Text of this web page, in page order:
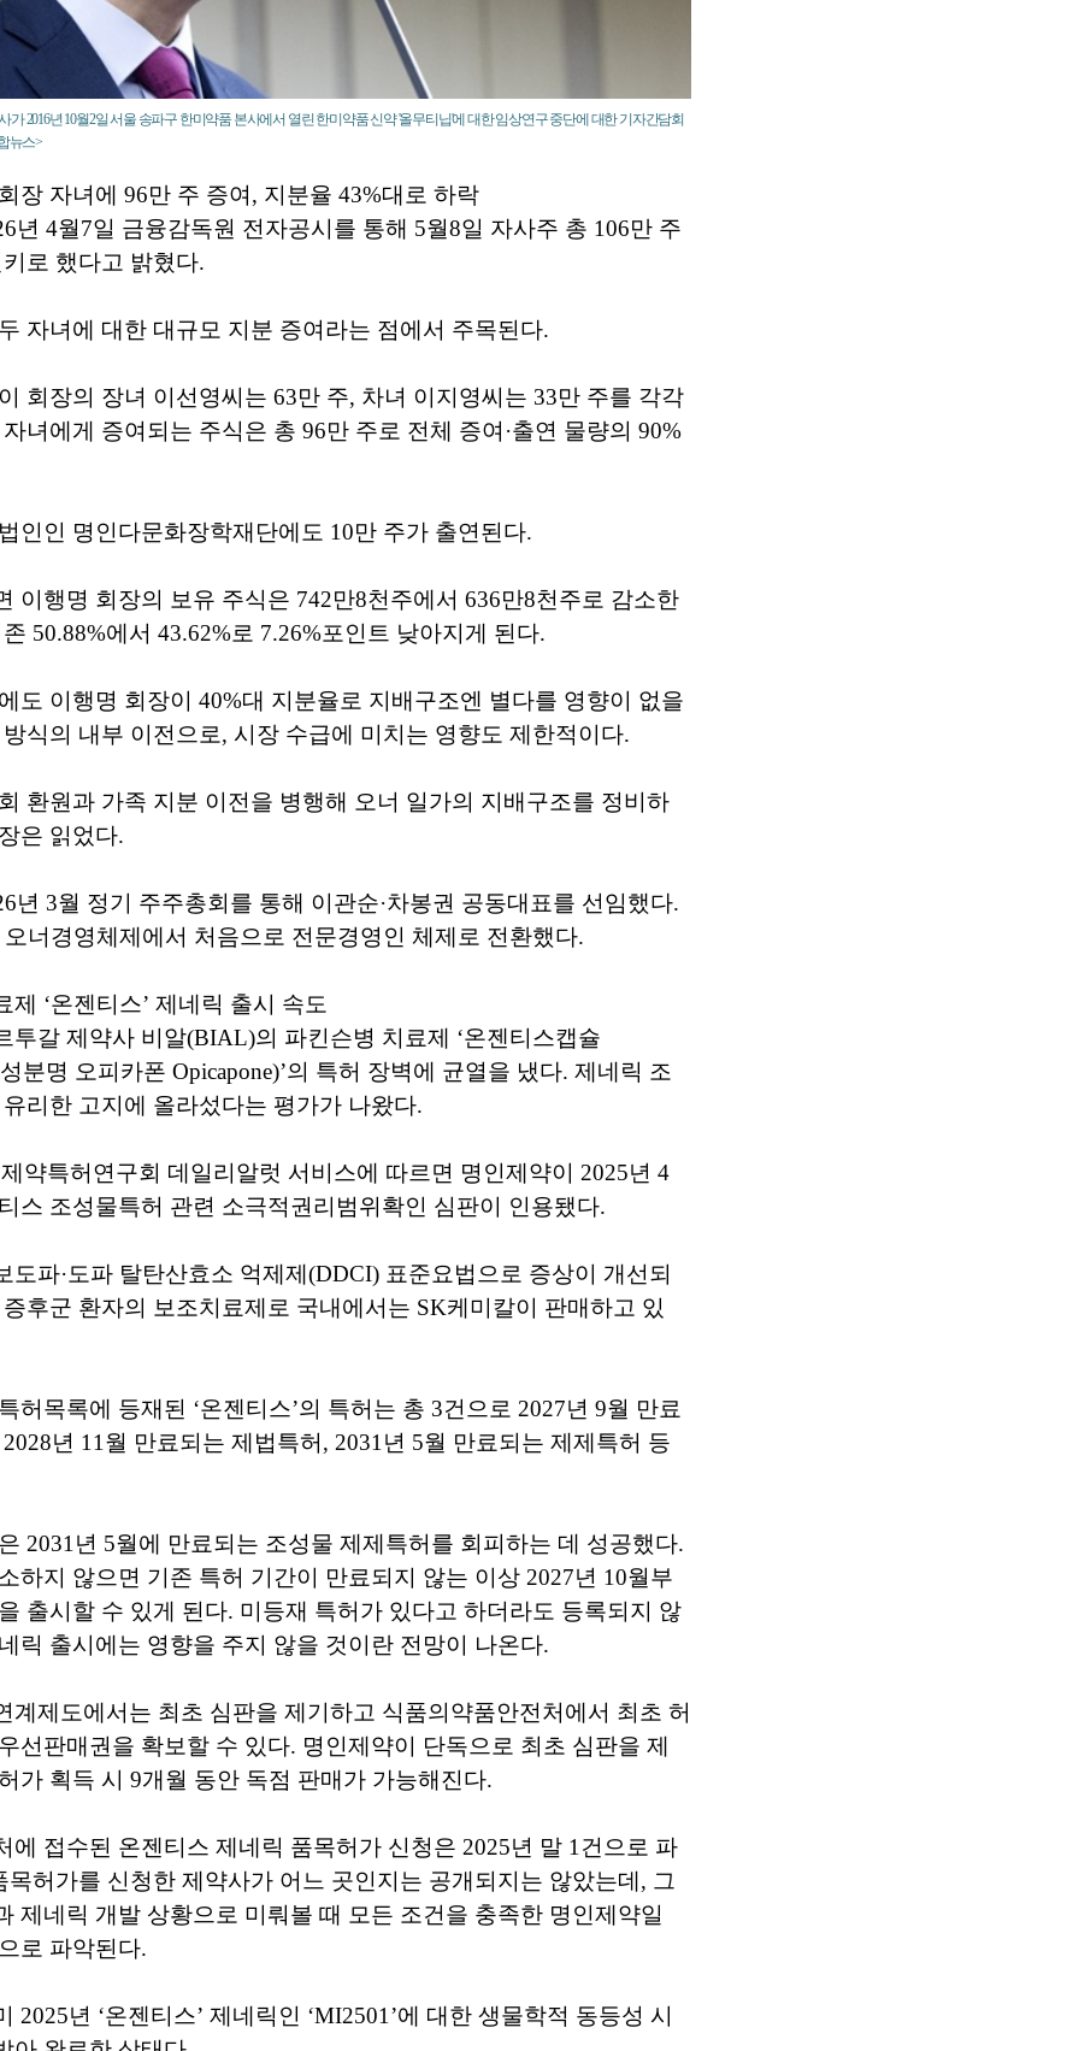
2016년 10월2일 서울 송파구 한미약품 본사에서 열린 한미약품 신약 '올무티닙'에 대한 임상연구 중단에 대한 기자간담회
뉴스>
장 자녀에 96만 주 증여, 지분율 43%대로 하락
년 4월7일 금융감독원 전자공시를 통해 5월8일 자사주 총 106만 주
로 했다고 밝혔다.
자녀에 대한 대규모 지분 증여라는 점에서 주목된다.
회장의 장녀 이선영씨는 63만 주, 차녀 이지영씨는 33만 주를 각각
녀에게 증여되는 주식은 총 96만 주로 전체 증여·출연 물량의 90%
인인 명인다문화장학재단에도 10만 주가 출연된다.
이행명 회장의 보유 주식은 742만8천주에서 636만8천주로 감소한
50.88%에서 43.62%로 7.26%포인트 낮아지게 된다.
도 이행명 회장이 40%대 지분율로 지배구조엔 별다를 영향이 없을
식의 내부 이전으로, 시장 수급에 미치는 영향도 제한적이다.
환원과 가족 지분 이전을 병행해 오너 일가의 지배구조를 정비하
은 읽었다.
년 3월 정기 주주총회를 통해 이관순·차봉권 공동대표를 선임했다.
너경영체제에서 처음으로 전문경영인 체제로 전환했다.
‘온젠티스’ 제네릭 출시 속도
투갈 제약사 비알(BIAL)의 파킨슨병 치료제 ‘온젠티스캡슐
분명 오피카폰 Opicapone)’의 특허 장벽에 균열을 냈다. 제네릭 조
리한 고지에 올라섰다는 평가가 나왔다.
약특허연구회 데일리알럿 서비스에 따르면 명인제약이 2025년 4
스 조성물특허 관련 소극적권리범위확인 심판이 인용됐다.
도파·도파 탈탄산효소 억제제(DDCI) 표준요법으로 증상이 개선되
후군 환자의 보조치료제로 국내에서는 SK케미칼이 판매하고 있
허목록에 등재된 ‘온젠티스’의 특허는 총 3건으로 2027년 9월 만료
년 11월 만료되는 제법특허, 2031년 5월 만료되는 제제특허 등
2031년 5월에 만료되는 조성물 제제특허를 회피하는 데 성공했다.
하지 않으면 기존 특허 기간이 만료되지 않는 이상 2027년 10월부
출시할 수 있게 된다. 미등재 특허가 있다고 하더라도 등록되지 않
릭 출시에는 영향을 주지 않을 것이란 전망이 나온다.
계제도에서는 최초 심판을 제기하고 식품의약품안전처에서 최초 허
선판매권을 확보할 수 있다. 명인제약이 단독으로 최초 심판을 제
가 획득 시 9개월 동안 독점 판매가 가능해진다.
에 접수된 온젠티스 제네릭 품목허가 신청은 2025년 말 1건으로 파
목허가를 신청한 제약사가 어느 곳인지는 공개되지는 않았는데, 그
제네릭 개발 상황으로 미뤄볼 때 모든 조건을 충족한 명인제약일
로 파악된다.
2025년 ‘온젠티스’ 제네릭인 ‘MI2501’에 대한 생물학적 동등성 시